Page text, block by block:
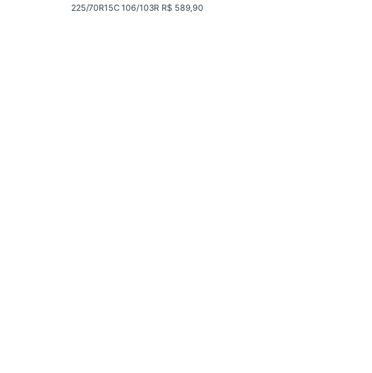
225/70R15C 106/103R R$ 589,90